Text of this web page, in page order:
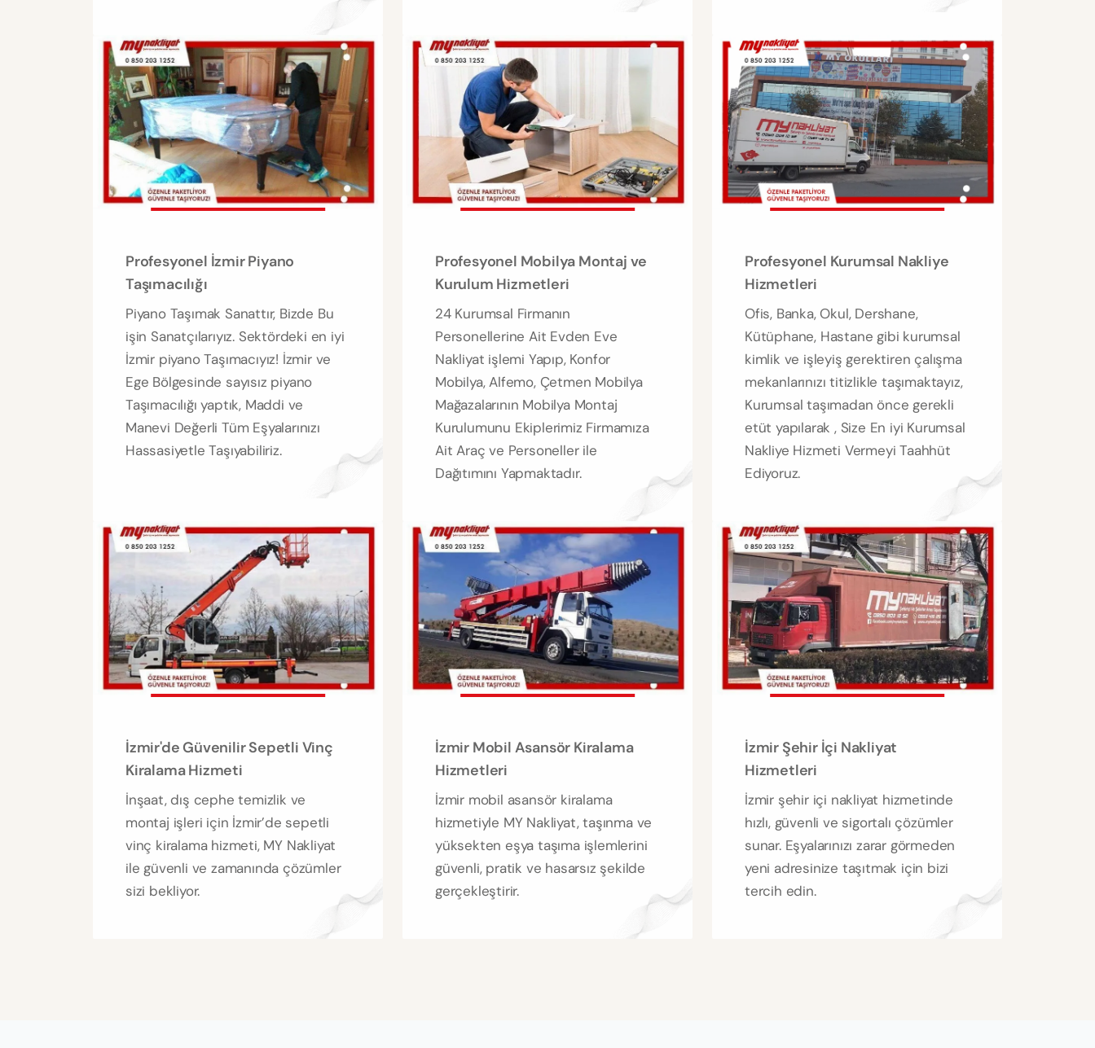
Profesyonel İzmir Piyano
Taşımacılığı
Piyano Taşımak Sanattır, Bizde Bu
işin Sanatçılarıyız. Sektördeki en iyi
İzmir piyano Taşımacıyız! İzmir ve
Ege Bölgesinde sayısız piyano
Taşımacılığı yaptık, Maddi ve
Manevi Değerli Tüm Eşyalarınızı
Hassasiyetle Taşıyabiliriz.
Profesyonel Mobilya Montaj ve
Kurulum Hizmetleri
24 Kurumsal Firmanın
Personellerine Ait Evden Eve
Nakliyat işlemi Yapıp, Konfor
Mobilya, Alfemo, Çetmen Mobilya
Mağazalarının Mobilya Montaj
Kurulumunu Ekiplerimiz Firmamıza
Ait Araç ve Personeller ile
Dağıtımını Yapmaktadır.
Profesyonel Kurumsal Nakliye
Hizmetleri
Ofis, Banka, Okul, Dershane,
Kütüphane, Hastane gibi kurumsal
kimlik ve işleyiş gerektiren çalışma
mekanlarınızı titizlikle taşımaktayız,
Kurumsal taşımadan önce gerekli
etüt yapılarak , Size En iyi Kurumsal
Nakliye Hizmeti Vermeyi Taahhüt
Ediyoruz.
İzmir'de Güvenilir Sepetli Vinç
Kiralama Hizmeti
İnşaat, dış cephe temizlik ve
montaj işleri için İzmir’de sepetli
vinç kiralama hizmeti, MY Nakliyat
ile güvenli ve zamanında çözümler
sizi bekliyor.
İzmir Mobil Asansör Kiralama
Hizmetleri
İzmir mobil asansör kiralama
hizmetiyle MY Nakliyat, taşınma ve
yüksekten eşya taşıma işlemlerini
güvenli, pratik ve hasarsız şekilde
gerçekleştirir.
İzmir Şehir İçi Nakliyat
Hizmetleri
İzmir şehir içi nakliyat hizmetinde
hızlı, güvenli ve sigortalı çözümler
sunar. Eşyalarınızı zarar görmeden
yeni adresinize taşıtmak için bizi
tercih edin.